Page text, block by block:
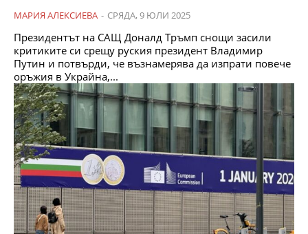
МАРИЯ АЛЕКСИЕВА - СРЯДА, 9 ЮЛИ 2025
Президентът на САЩ Доналд Тръмп снощи засили
критиките си срещу руския президент Владимир
Путин и потвърди, че възнамерява да изпрати повече
оръжия в Украйна,...